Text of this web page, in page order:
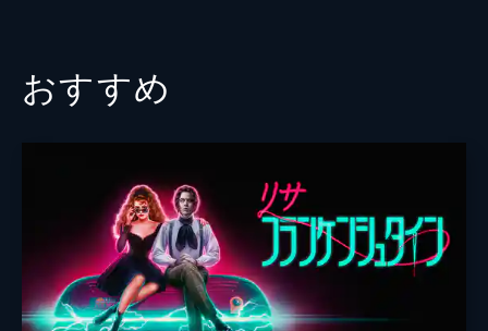
ブラッド・クレヴォイ
おすすめ